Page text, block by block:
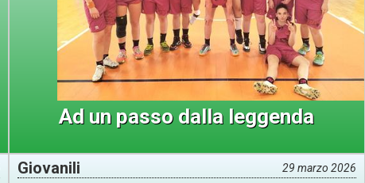
Ad un passo dalla leggenda
Giovanili 29 marzo 2026